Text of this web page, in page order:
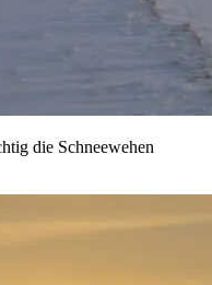
die Schneewehen